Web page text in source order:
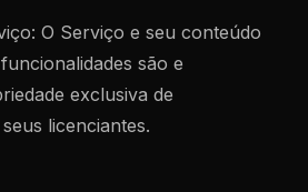
O Serviço e seu conteúdo
são e
exclusiva de
seus licenciantes.